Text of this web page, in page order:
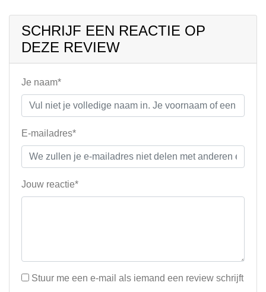
SCHRIJF EEN REACTIE OP
DEZE REVIEW
Je naam*
E-mailadres*
Jouw reactie*
Stuur me een e-mail als iemand een review schrijft